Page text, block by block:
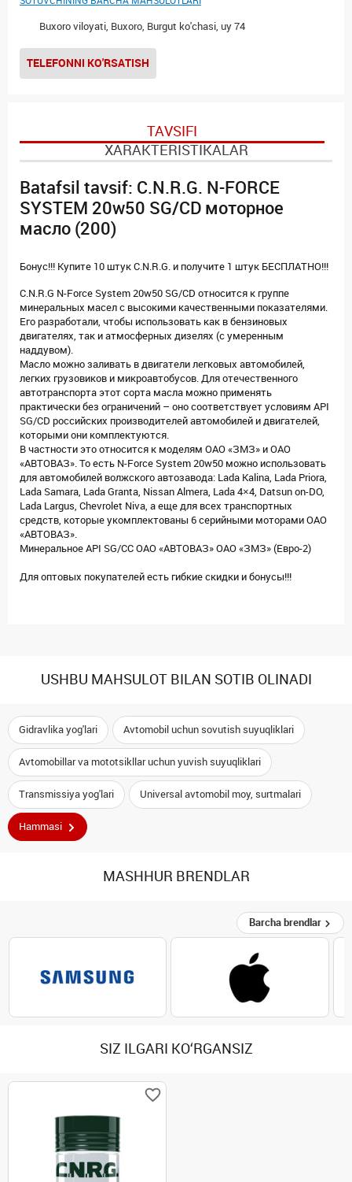
Buxoro viloyati, Buxoro, Burgut ko'chasi, uy 74
TELEFONNI KO'RSATISH
TAVSIFI
XARAKTERISTIKALAR
Batafsil tavsif: C.N.R.G. N-FORCE
SYSTEM 20w50 SG/CD моторное
масло (200)
Бонус!!! Купите 10 штук C.N.R.G. и получите 1 штук БЕСПЛАТНО!!!
C.N.R.G N-Force System 20w50 SG/CD относится к группе
минеральных масел с высокими качественными показателями.
Его разработали, чтобы использовать как в бензиновых
двигателях, так и атмосферных дизелях (с умеренным
наддувом).
Масло можно заливать в двигатели легковых автомобилей,
легких грузовиков и микроавтобусов. Для отечественного
автотранспорта этот сорта масла можно применять
практически без ограничений – оно соответствует условиям API
SG/CD российских производителей автомобилей и двигателей,
которыми они комплектуются.
В частности это относится к моделям ОАО «ЗМЗ» и ОАО
«АВТОВАЗ». То есть N-Force System 20w50 можно использовать
для автомобилей волжского автозавода: Lada Kalina, Lada Priora,
Lada Samara, Lada Granta, Nissan Almera, Lada 4×4, Datsun on-DO,
Lada Largus, Chevrolet Niva, а еще для всех транспортных
средств, которые укомплектованы 6 серийными моторами ОАО
«АВТОВАЗ».
Минеральное API SG/CC ОАО «АВТОВАЗ» ОАО «ЗМЗ» (Евро-2)
Для оптовых покупателей есть гибкие скидки и бонусы!!!
USHBU MAHSULOT BILAN SOTIB OLINADI
Gidravlika yog'lari Avtomobil uchun sovutish suyuqliklari
Avtomobillar va mototsikllar uchun yuvish suyuqliklari
Transmissiya yog'lari Universal avtomobil moy, surtmalari
Hammasi
MASHHUR BRENDLAR
Barcha brendlar
SIZ ILGARI KO‘RGANSIZ